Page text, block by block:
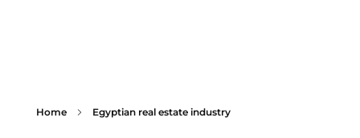
Home Egyptian real estate industry